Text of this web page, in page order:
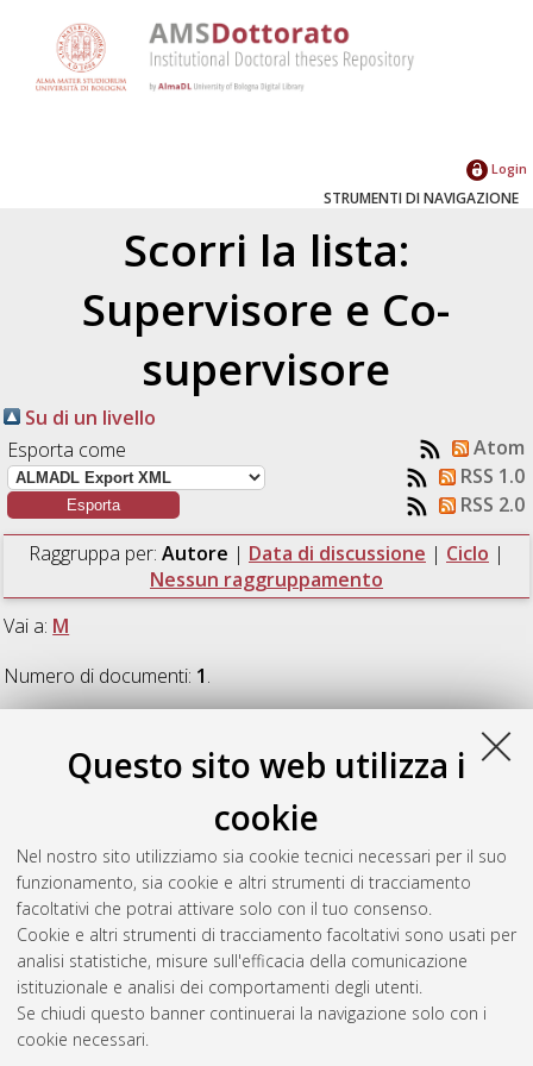
Questo sito web utilizza i
cookie
Nel nostro sito utilizziamo sia cookie tecnici necessari per il suo
funzionamento, sia cookie e altri strumenti di tracciamento
facoltativi che potrai attivare solo con il tuo consenso.
Cookie e altri strumenti di tracciamento facoltativi sono usati per
analisi statistiche, misure sull'efficacia della comunicazione
istituzionale e analisi dei comportamenti degli utenti.
Se chiudi questo banner continuerai la navigazione solo con i
cookie necessari.
Login
STRUMENTI DI NAVIGAZIONE
Scorri la lista:
Supervisore e Co-
supervisore
Su di un livello
Esporta come
Atom
RSS 1.0
RSS 2.0
Raggruppa per: Autore | Data di discussione | Ciclo |
Nessun raggruppamento
Vai a: M
Numero di documenti: 1.
(2009)Luminescent Systems for Genomics
, [Dissertation thesis], Alma Mater Studiorum
Università di Bologna. Dottorato di ricerca inScienze
chimiche, 21 Ciclo.
Questa lista e' stata generata il Thu Aug 6 20:46:33 2026
Atom